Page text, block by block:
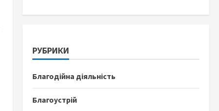
РУБРИКИ
Благодійна діяльність
Благоустрій